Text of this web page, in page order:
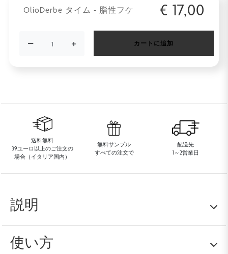
OlioDerbe タイム - 脂性フケ € 17,00
− + カートに追加
送料無料
39ユーロ以上のご注文の
場合（イタリア国内）
無料サンプル
すべての注文で
配送先
1～2営業日
説明
脂性フケのある髪にオリオデルブを定期的に使用
使い方